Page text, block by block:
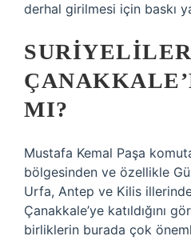
derhal girilmesi için baskı
SURIYELILER
MI?
Mustafa Kemal Paşa
bölgesinden ve özellikle
Urfa, Antep ve Kilis
Çanakkale’ye katıldığını
birliklerin burada çok